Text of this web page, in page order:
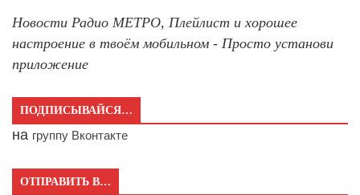
Новости Радио МЕТРО, Плейлист и хорошее
настроение в твоём мобильном - Просто установи
приложение
ПОДПИСЫВАЙСЯ…
на группу Вконтакте
ОТПРАВИТЬ В…